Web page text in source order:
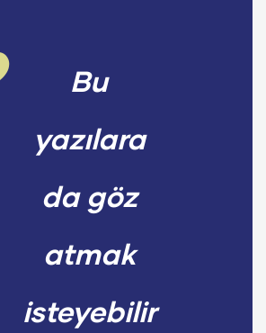
Bu
yazılara
da göz
atmak
isteyebilir